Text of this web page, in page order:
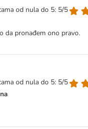
od nula do 5: 5/5
da pronađem ono pravo.
od nula do 5: 5/5